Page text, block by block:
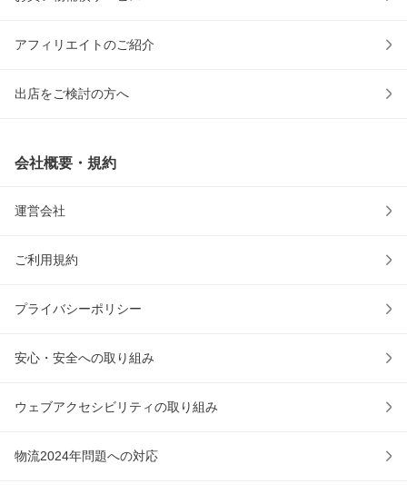
アフィリエイトのご紹介
出店をご検討の方へ
会社概要・規約
運営会社
ご利用規約
プライバシーポリシー
安心・安全への取り組み
ウェブアクセシビリティの取り組み
物流2024年問題への対応